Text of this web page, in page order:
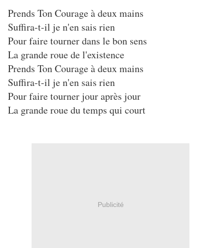
Prends Ton Courage à deux mains
Suffira-t-il je n'en sais rien
Pour faire tourner dans le bon sens
La grande roue de l'existence
Prends Ton Courage à deux mains
Suffira-t-il je n'en sais rien
Pour faire tourner jour après jour
La grande roue du temps qui court
Publicité